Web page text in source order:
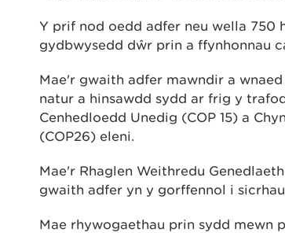
Y prif nod oedd adfer neu wella 750
gydbwysedd dŵr prin a ffynhonnau
Mae'r gwaith adfer mawndir a
natur a hinsawdd sydd ar frig y
Cenhedloedd Unedig (COP 15) a
(COP26) eleni.
Mae'r Rhaglen Weithredu
gwaith adfer yn y gorffennol i
Mae rhywogaethau prin sydd mewn